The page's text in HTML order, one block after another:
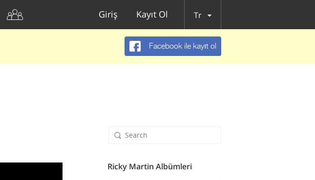
Giriş Kayıt Ol Tr
Facebook ile kayıt ol
Ricky Martin Albümleri